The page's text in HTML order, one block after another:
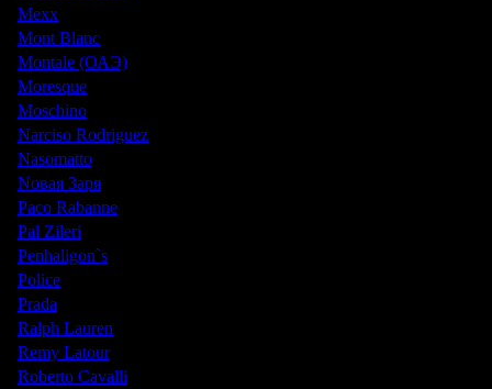
Mexx
Mont Blanc
Montale (ОАЭ)
Moresque
Moschino
Narciso Rodriguez
Nasomatto
Nовая Заря
Paco Rabanne
Pal Zileri
Penhaligon`s
Police
Prada
Ralph Lauren
Remy Latour
Roberto Cavalli